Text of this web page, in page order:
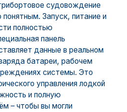
судовождение
понятным. Запуск, питание и
полностью
панель
данные в реальном
батареи, рабочем
системы. Это
управления лодкой
и полную
– чтобы вы могли